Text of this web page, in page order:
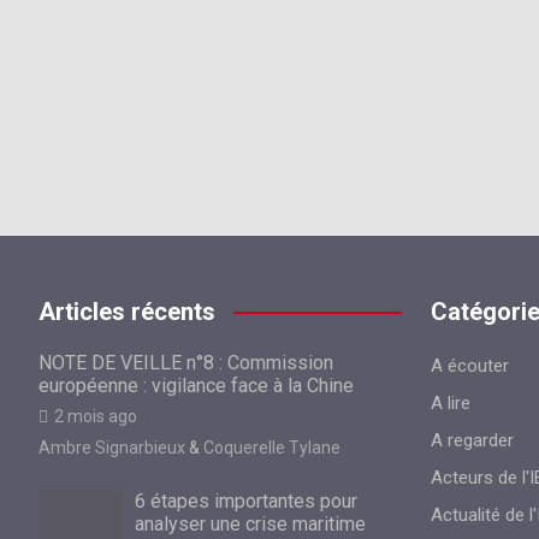
Articles récents
NOTE DE VEILLE n°8 : Commission
européenne : vigilance face à la Chine
2 mois ago
Ambre Signarbieux & Coquerelle Tylane
6 étapes importantes pour
analyser une crise maritime
A écouter
A lire
A regarder
Acteurs de
Actualité de